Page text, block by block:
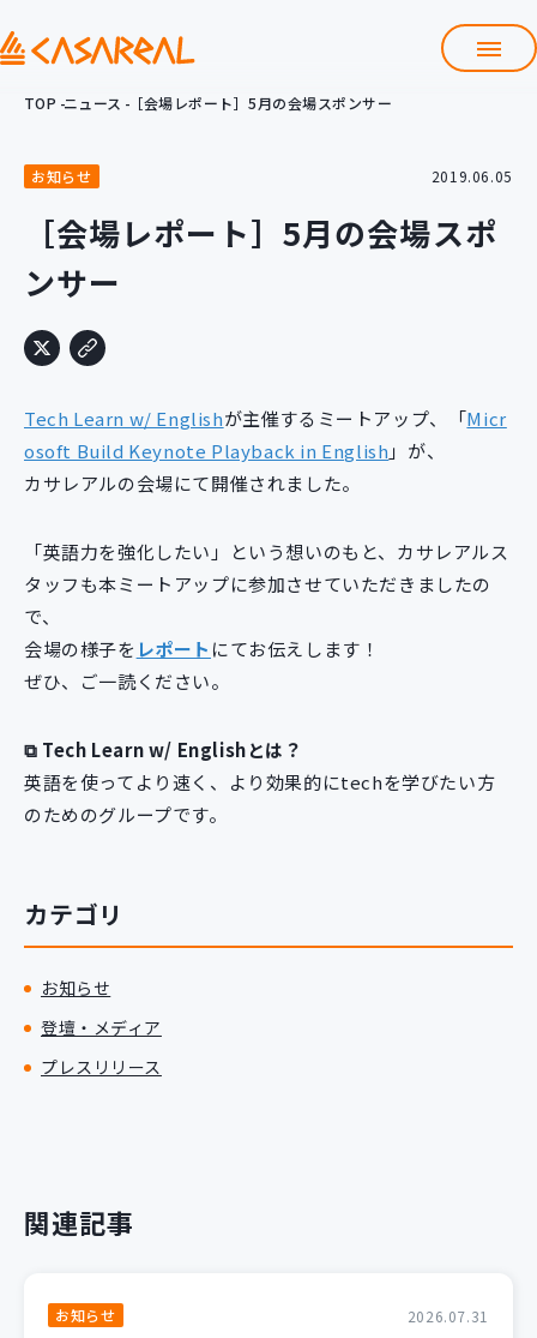
会社情報
サービス
プロダクト開発支援
クラウド導入支援
システム構築支援
研修サービス
定型コース 新入社員コース
カスタマイズコース 教材購入
新規開発サービス
パッケージ開発
導入事例
ニュース
採用情報
TOP ニュース ［会場レポート］5月の会場スポンサー
お知らせ 2019.06.05
［会場レポート］5月の会場スポ
ンサー
Tech Learn w/ Englishが主催するミートアップ、「Micr
osoft Build Keynote Playback in English 」が、
カサレアルの会場にて開催されました。
「英語力を強化したい」という想いのもと、カサレアルス
タッフも本ミートアップに参加させていただきましたの
で、
会場の様子を レポート にてお伝えします！
ぜひ、ご一読ください。
⧉ Tech Learn w/ Englishとは？
英語を使ってより速く、より効果的にtechを学びたい方
のためのグループです。
カテゴリ
お知らせ
登壇・メディア
プレスリリース
関連記事
お知らせ 2026.07.31